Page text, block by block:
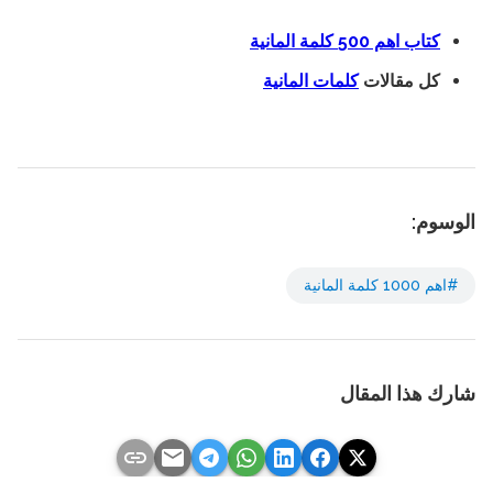
كتاب اهم 500 كلمة المانية
كل مقالاتكلمات المانية
الوسوم:
#اهم 1000 كلمة المانية
شارك هذا المقال
email
link